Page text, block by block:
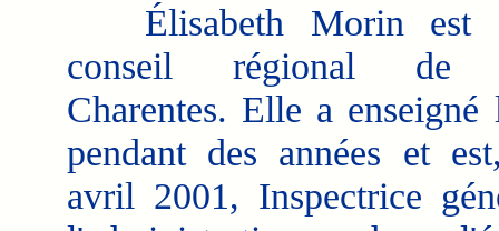
Élisabeth Morin est
conseil régional de
Charentes. Elle a enseigné
pendant des années et
avril 2001, Inspectrice